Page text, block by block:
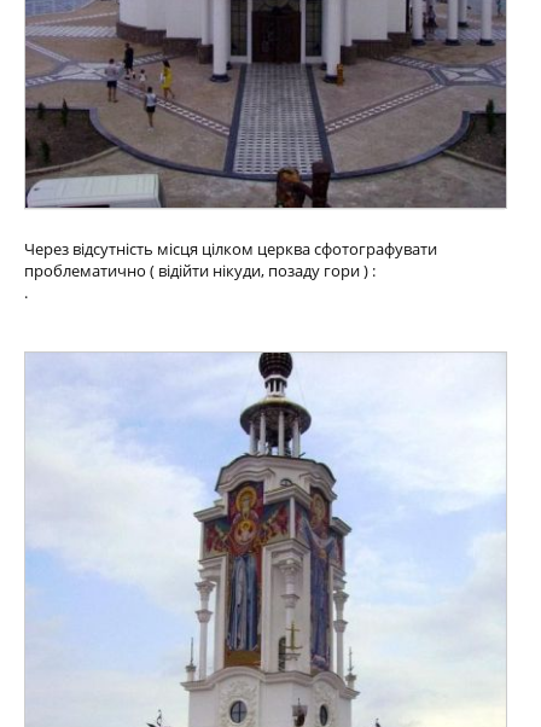
Через відсутність місця цілком церква сфотографувати
проблематично ( відійти нікуди, позаду гори ) :
.